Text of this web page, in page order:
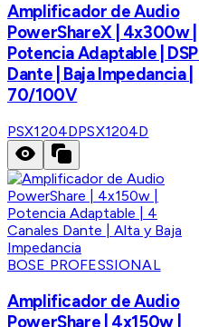
Amplificador de Audio
PowerShareX | 4x300w |
Potencia Adaptable | DSP |
Dante | Baja Impedancia |
70/100V
PSX1204DPSX1204D
BOSE PROFESSIONAL
Amplificador de Audio
PowerShare | 4x150w |